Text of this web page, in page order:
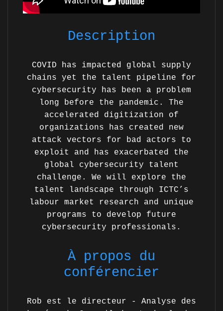
Description
COVID has impacted global supply
chains yet the talent pipeline for
cybersecurity has been a problem
long before the pandemic. The
accelerated digitization of
organizations has created new
attack vectors for bad actors to
exploit and has exacerbated the
global cybersecurity talent
challenge. We will explore the
talent landscape through ICTC’s
labour market research and unique
programs to develop future
cybersecurity professionals.
À propos du
conférencier
Rob est le directeur - Analyse des